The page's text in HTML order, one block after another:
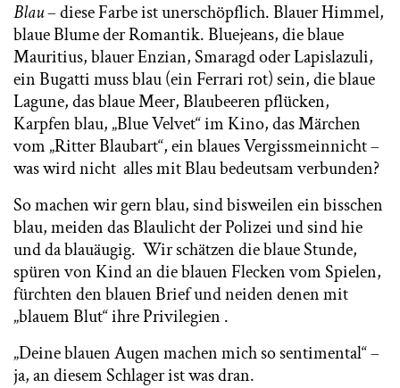
Blau– diese Farbe ist unerschöpflich. Blauer Himmel,
blaue Blume der Romantik. Bluejeans, die blaue
Mauritius, blauer Enzian, Smaragd oder Lapislazuli,
ein Bugatti muss blau (ein Ferrari rot) sein, die blaue
Lagune, das blaue Meer, Blaubeeren pflücken,
Karpfen blau, „Blue Velvet“ im Kino, das Märchen
vom „Ritter Blaubart“, ein blaues Vergissmeinnicht –
was wird nicht alles mit Blau bedeutsam verbunden?
So machen wir gern blau, sind bisweilen ein bisschen
blau, meiden das Blaulicht der Polizei und sind hie
und da blauäugig. Wir schätzen die blaue Stunde,
spüren von Kind an die blauen Flecken vom Spielen,
fürchten den blauen Brief und neiden denen mit
„blauem Blut“ ihre Privilegien .
„Deine blauen Augen machen mich so sentimental“ –
ja, an diesem Schlager ist was dran.